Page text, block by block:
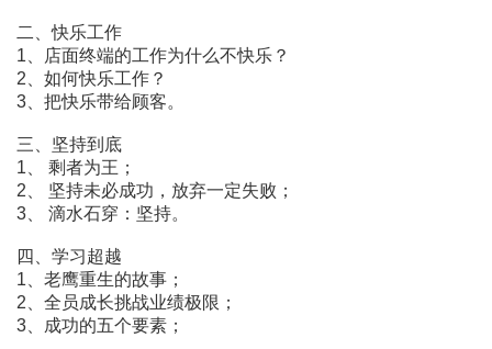
二、快乐工作
1、店面终端的工作为什么不快乐？
2、如何快乐工作？
3、把快乐带给顾客。
三、坚持到底
1、 剩者为王；
2、 坚持未必成功，放弃一定失败；
3、 滴水石穿：坚持。
四、学习超越
1、老鹰重生的故事；
2、全员成长挑战业绩极限；
3、成功的五个要素；